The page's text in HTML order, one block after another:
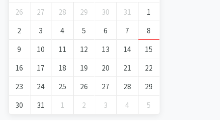
26 27 28 29 30 31
1
2
3 4 5 6 7
8
9
10 11 12 13 14
15
16
17 18 19 20 21
22
23
24 25 26 27 28
29
30
31 1 2 3 4 5